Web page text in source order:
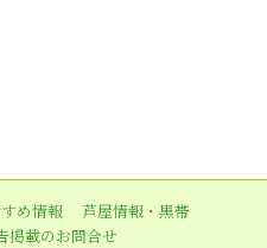
め情報
芦屋情報・黒帯
掲載のお問合せ